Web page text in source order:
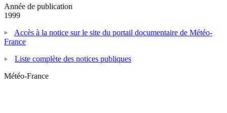
Année de publication
1999
Accès à la notice sur le site du portail documentaire de Météo-
France
Liste complète des notices publiques
Météo-France